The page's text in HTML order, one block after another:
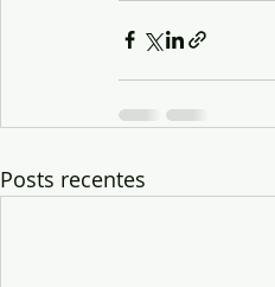
Posts recentes